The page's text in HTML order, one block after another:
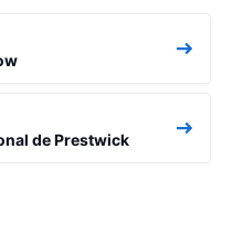
de Prestwick